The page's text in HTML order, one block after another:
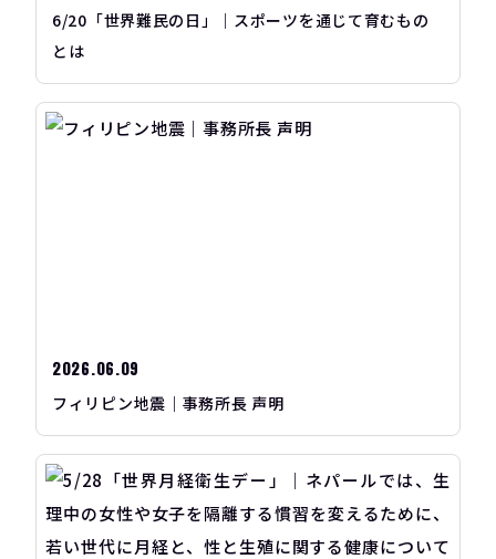
6/20「世界難民の日」｜スポーツを通じて育むもの
とは
2026.06.09
フィリピン地震｜事務所長 声明